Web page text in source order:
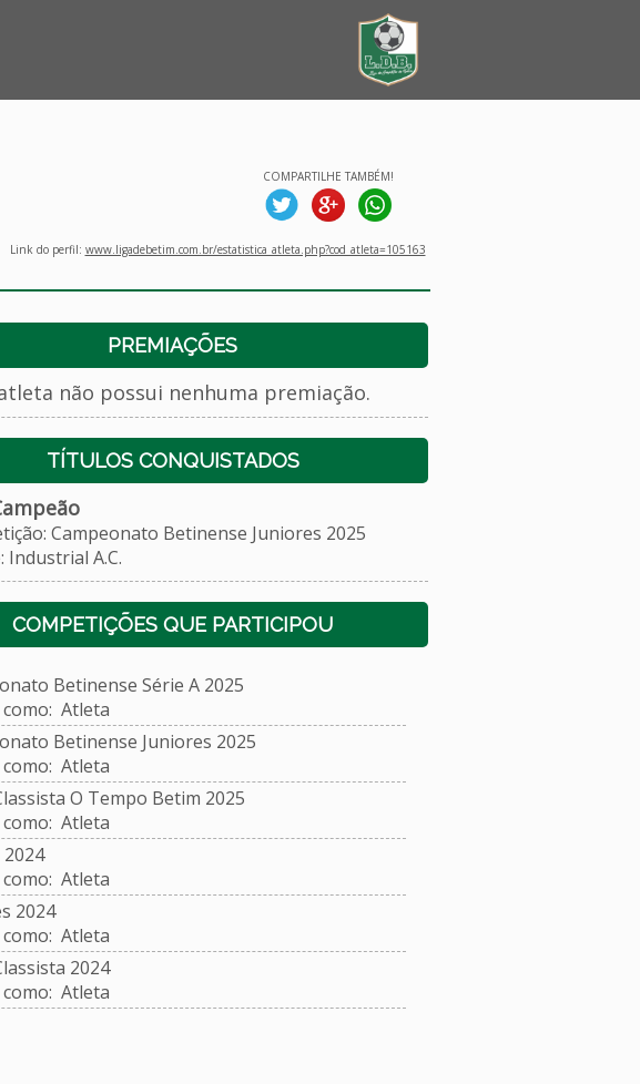
COMPARTILHE TAMBÉM!
Link do perfil: www.ligadebetim.com.br/estatistica_atleta.php?cod_atleta=105163
PREMIAÇÕES
não possui nenhuma premiação.
TÍTULOS CONQUISTADOS
Campeonato Betinense Juniores 2025
A.C.
COMPETIÇÕES QUE PARTICIPOU
Betinense Série A 2025
Atleta
Betinense Juniores 2025
Atleta
O Tempo Betim 2025
Atleta
Atleta
2024
Atleta
2024
Atleta